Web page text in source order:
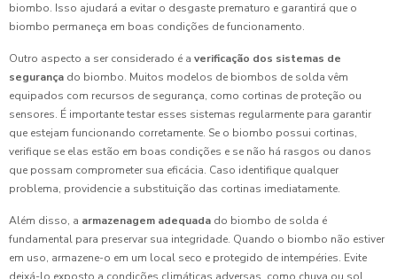
biombo. Isso ajudará a evitar o desgaste prematuro e garantirá que o
biombo permaneça em boas condições de funcionamento.
Outro aspecto a ser considerado é a verificação dos sistemas de
segurança do biombo. Muitos modelos de biombos de solda vêm
equipados com recursos de segurança, como cortinas de proteção ou
sensores. É importante testar esses sistemas regularmente para garantir
que estejam funcionando corretamente. Se o biombo possui cortinas,
verifique se elas estão em boas condições e se não há rasgos ou danos
que possam comprometer sua eficácia. Caso identifique qualquer
problema, providencie a substituição das cortinas imediatamente.
Além disso, a armazenagem adequada do biombo de solda é
fundamental para preservar sua integridade. Quando o biombo não estiver
em uso, armazene-o em um local seco e protegido de intempéries. Evite